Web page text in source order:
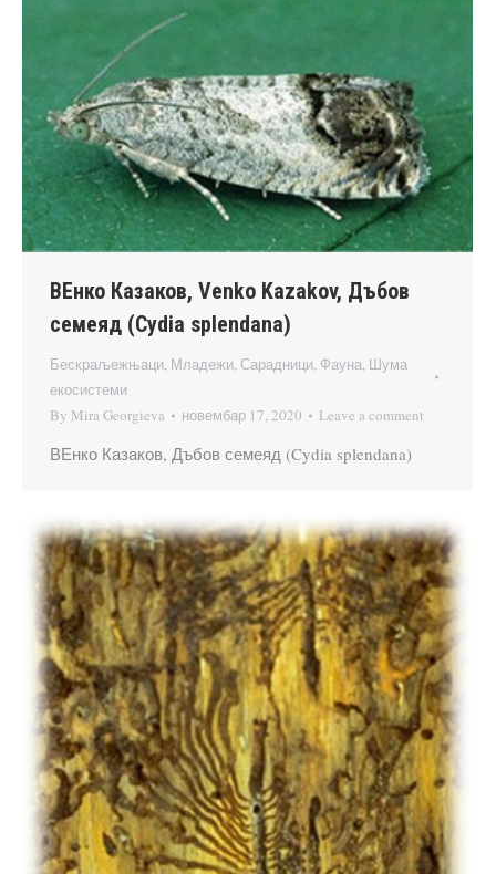
ВЕнко Казаков, Venko Kazakov, Дъбов
семеяд (Cydia splendana)
Бескраљежњаци, Младежи, Сарадници, Фауна, Шума
екосистеми
By Mira Georgieva новембар 17, 2020 Leave a comment
ВЕнко Казаков, Дъбов семеяд (Cydia splendana)